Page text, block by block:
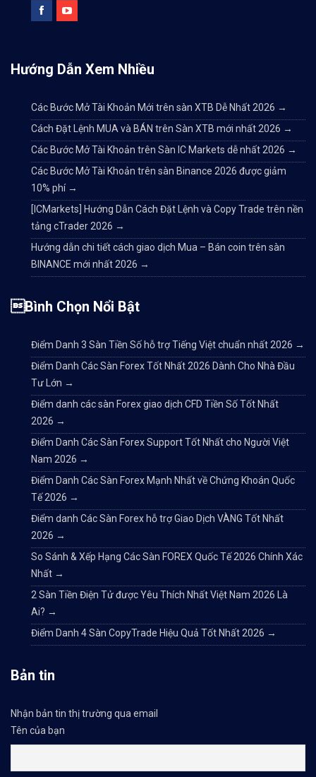
Hướng Dẫn Xem Nhiều
Các Bước Mở Tài Khoản Mới trên sàn XTB Dễ Nhất 2026 →
Cách Đặt Lệnh MUA và BÁN trên Sàn XTB mới nhất 2026 →
Các Bước Mở Tài Khoản trên Sàn IC Markets dễ nhất 2026 →
Các Bước Mở Tài Khoản trên sàn Binance 2026 được giảm
10% phí →
[ICMarkets] Hướng Dẫn Cách Đặt Lệnh và Copy Trade trên nền
tảng cTrader 2026 →
Hướng dẫn chi tiết cách giao dịch Mua – Bán coin trên sàn
BINANCE mới nhất 2026 →
Bình Chọn Nổi Bật
Điểm Danh 3 Sàn Tiền Số hỗ trợ Tiếng Việt chuẩn nhất 2026 →
Điểm Danh Các Sàn Forex Tốt Nhất 2026 Dành Cho Nhà Đầu
Tư Lớn →
Điểm danh các sàn Forex giao dịch CFD Tiền Số Tốt Nhất
2026 →
Điểm Danh Các Sàn Forex Support Tốt Nhất cho Người Việt
Nam 2026 →
Điểm Danh Các Sàn Forex Mạnh Nhất về Chứng Khoán Quốc
Tế 2026 →
Điểm danh Các Sàn Forex hỗ trợ Giao Dịch VÀNG Tốt Nhất
2026 →
So Sánh & Xếp Hạng Các Sàn FOREX Quốc Tế 2026 Chính Xác
Nhất →
2 Sàn Tiền Điện Tử được Yêu Thích Nhất Việt Nam 2026 Là
Ai? →
Điểm Danh 4 Sàn CopyTrade Hiệu Quả Tốt Nhất 2026 →
Bản tin
Nhận bản tin thị trường qua email
Tên của bạn